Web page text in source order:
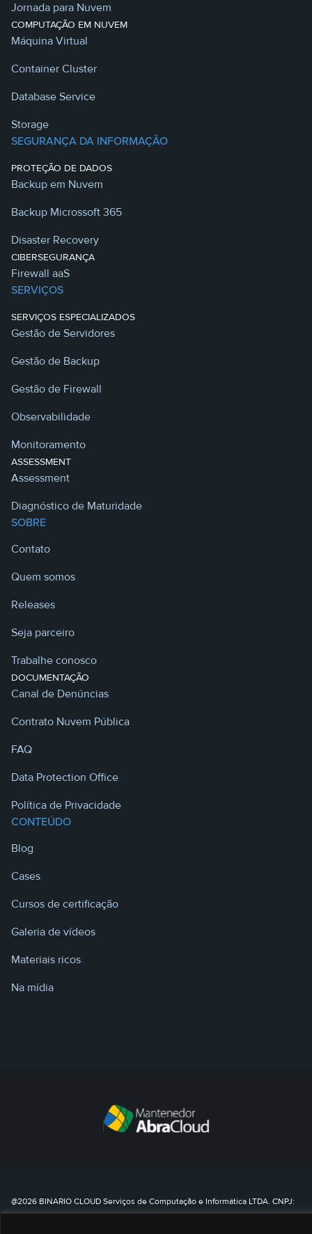
Jornada para Nuvem
COMPUTAÇÃO EM NUVEM
Máquina Virtual
Container Cluster
Database Service
Storage
SEGURANÇA DA INFORMAÇÃO
PROTEÇÃO DE DADOS
Backup em Nuvem
Backup Microssoft 365
Disaster Recovery
CIBERSEGURANÇA
Firewall aaS
SERVIÇOS
SERVIÇOS ESPECIALIZADOS
Gestão de Servidores
Gestão de Backup
Gestão de Firewall
Observabilidade
Monitoramento
ASSESSMENT
Assessment
Diagnóstico de Maturidade
SOBRE
Contato
Quem somos
Releases
Seja parceiro
Trabalhe conosco
DOCUMENTAÇÃO
Canal de Denúncias
Contrato Nuvem Pública
FAQ
Data Protection Office
Política de Privacidade
CONTEÚDO
Blog
Cases
Cursos de certificação
Galeria de vídeos
Materiais ricos
Na mídia
@2026 BINARIO CLOUD Serviços de Computação e Informática LTDA. CNPJ: